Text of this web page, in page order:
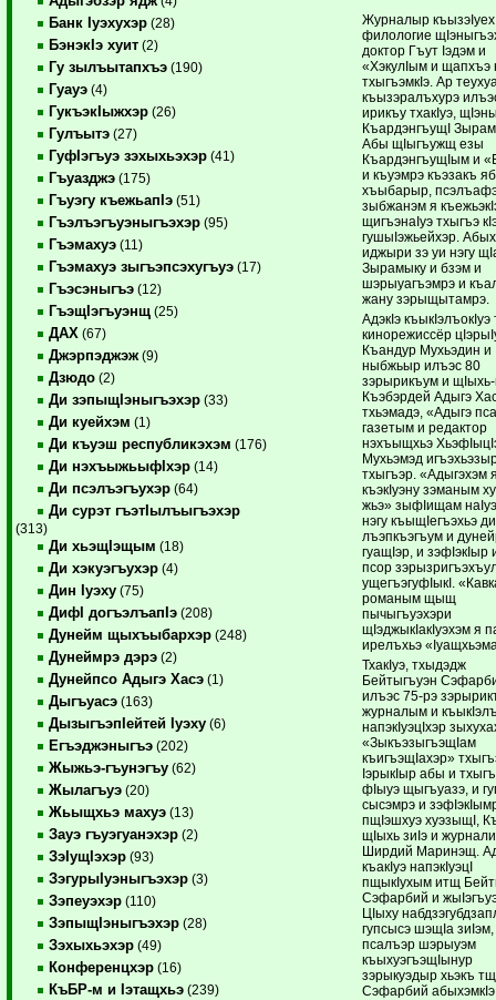
Банк Iуэхухэр (28)
БэнэкIэ хуит (2)
Гу зылъытапхъэ (190)
Гуауэ (4)
ГукъэкIыжхэр (26)
Гулъытэ (27)
ГуфIэгъуэ зэхыхьэхэр (41)
Гъуазджэ (175)
Гъуэгу къежьапIэ (51)
Гъэлъэгъуэныгъэхэр (95)
Гъэмахуэ (11)
Гъэмахуэ зыгъэпсэхугъуэ (17)
Гъэсэныгъэ (12)
ГъэщIэгъуэнщ (25)
ДАХ (67)
Джэрпэджэж (9)
Дзюдо (2)
Ди зэпыщIэныгъэхэр (33)
Ди куейхэм (1)
Ди къуэш республикэхэм (176)
Ди нэхъыжьыфIхэр (14)
Ди псэлъэгъухэр (64)
Ди сурэт гъэтIылъыгъэхэр
(313)
Ди хьэщIэщым (18)
Ди хэкуэгъухэр (4)
Дин Iуэху (75)
ДифI догъэлъапIэ (208)
Дунейм щыхъыбархэр (248)
Дунеймрэ дэрэ (2)
Дунейпсо Адыгэ Хасэ (1)
Дыгъуасэ (163)
ДызыгъэпIейтей Iуэху (6)
Егъэджэныгъэ (202)
Жыжьэ-гъунэгъу (62)
Жылагъуэ (20)
Жьыщхьэ махуэ (13)
Зауэ гъуэгуанэхэр (2)
ЗэIущIэхэр (93)
ЗэгурыIуэныгъэхэр (3)
Зэпеуэхэр (110)
ЗэпыщIэныгъэхэр (28)
Зэхыхьэхэр (49)
Конференцхэр (16)
КъБР-м и Iэтащхьэ (239)
Журналыр къызэIуех
филологие
доктор Гъут Iэдэм и
«ХэкулIым и щапхъэ
тхыгъэмкIэ. Ар
къызэралъхурэ
ирикъу тхакIуэ,
КъардэнгъущI
Абы щIыгъужщ езы
КъардэнгъущIым и
и къуэмрэ къэзакъ
хъыбарыр,
зыбжанэм я
щигъэнаIуэ тхыгъэ
гушыIэжьейхэр.
иджыри зэ уи нэгу
Зырамыку и бзэм и
шэрыуагъэмрэ и
жану зэрыщытамрэ.
АдэкIэ къыкIэлъокIуэ
кинорежиссёр
Къандур Мухьэдин и
ныбжьыр илъэс 80
зэрырикъум и щIыхь-
Къэбэрдей Адыгэ
тхьэмадэ, «Адыгэ
газетым и редактор
нэхъыщхьэ
Мухьэмэд
тхыгъэр. «Адыгэхэм
къэкIуэну зэманым
жьэ» зыфIищам
нэгу къыщIегъэхьэ ди
лъэпкъэгъум и
гуащIэр, и зэфIэкIыр
псор
ущегъэгуфIыкI.
романым щыщ
пычыгъуэхэри
щIэджыкIакIуэхэм я
ирелъхьэ
ТхакIуэ, тхыдэдж
Бейтыгъуэн
илъэс 75-рэ
журналым и
напэкIуэцIхэр
«ЗыкъэзыгъэщIам
къигъэщIахэр»
IэрыкIыр абы и
фIыуэ щыгъуазэ, и
сысэмрэ и
пщIэшхуэ хуэзыщI,
щIыхь зиIэ и
Ширдий Маринэщ.
къакIуэ напэкIуэцI
пщыкIухым итщ
Сэфарбий и
ЦIыху
гупсысэ шэщIа зиIэм,
псалъэр шэрыуэм
къыхуэгъэщIынур
зэрыкуэдыр хьэкъ
Сэфарбий